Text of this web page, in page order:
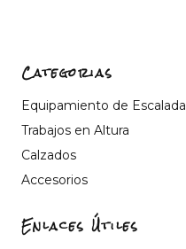
Categorias
Equipamiento de Escalada
Trabajos en Altura
Calzados
Accesorios
Enlaces Útiles